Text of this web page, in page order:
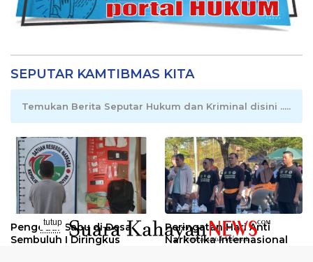
SEPUTAR KAMTIBMAS KITA
Temukan Berita Seputar Hukum dan Kriminal disini .....
Pengedar Sabu di Desa
Sembuluh I Diringkus
Peringatan Hari Anti
Narkotika Internasional
tutup
..........